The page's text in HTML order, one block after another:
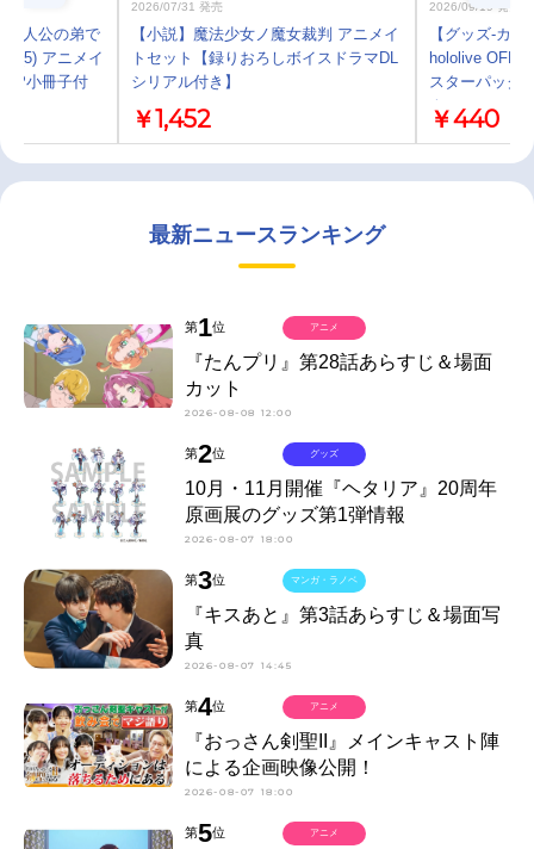
主人公の弟で
(5) アニメイ
小冊子付
2026/07/31 発売
【小説】魔法少女ノ魔女裁判 アニメイ
トセット【録りおろしボイスドラマDL
シリアル付き】
￥1,452
2026/09/19 発売
【グッズ-カ
hololive
スターパック
クス」
￥440
最新ニュースランキング
第1位
『たんプリ』第28話あらすじ＆場面
カット
2026-08-08 12:00
アニメ
第2位
10月・11月開催『ヘタリア』20周年
原画展のグッズ第1弾情報
2026-08-07 18:00
グッズ
第3位
『キスあと』第3話あらすじ＆場面写
真
2026-08-07 14:45
マンガ・ラノベ
第4位
『おっさん剣聖II』メインキャスト陣
による企画映像公開！
2026-08-07 18:00
アニメ
第5位 アニメ